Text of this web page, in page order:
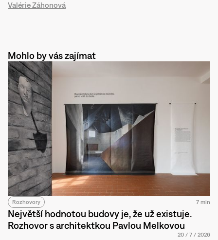
Valérie Záhonová
Mohlo by vás zajímat
Rozhovory 7 min
Největší hodnotou budovy je, že už existuje.
Rozhovor s architektkou Pavlou Melkovou
20 / 7 / 2026